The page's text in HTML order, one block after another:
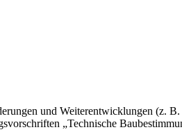
und Weiterentwicklungen (z.
„Technische